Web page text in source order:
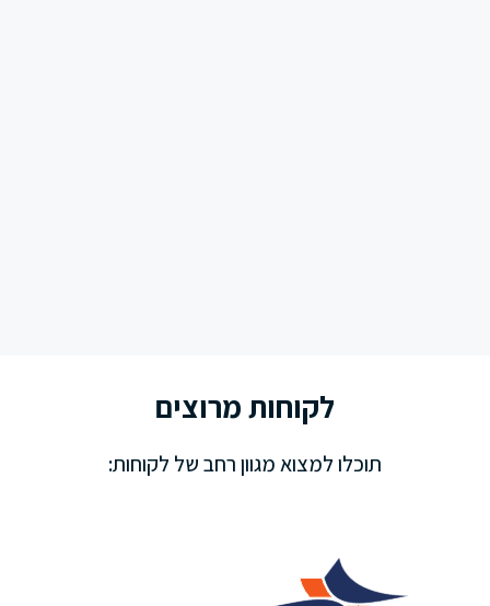
לקוחות מרוצים
תוכלו למצוא מגוון רחב של לקוחות: